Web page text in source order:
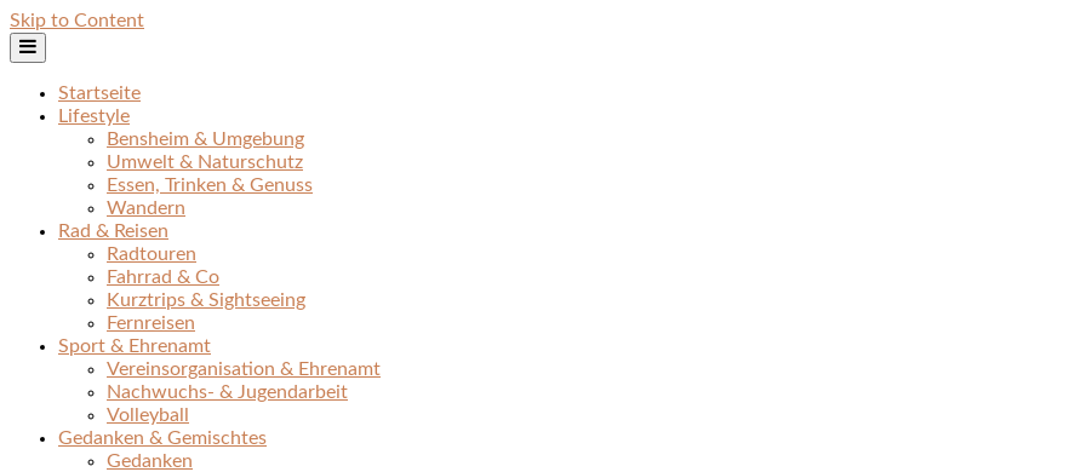
Skip to Content
Startseite
Lifestyle
Bensheim & Umgebung
Umwelt & Naturschutz
Essen, Trinken & Genuss
Wandern
Rad & Reisen
Radtouren
Fahrrad & Co
Kurztrips & Sightseeing
Fernreisen
Sport & Ehrenamt
Vereinsorganisation & Ehrenamt
Nachwuchs- & Jugendarbeit
Volleyball
Gedanken & Gemischtes
Gedanken